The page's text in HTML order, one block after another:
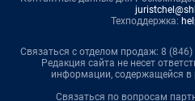
Техподдержка:
Связаться с отделом продаж: 8 (846)
Редакция сайта не несет
информации, содержащейся в
Связаться по вопросам